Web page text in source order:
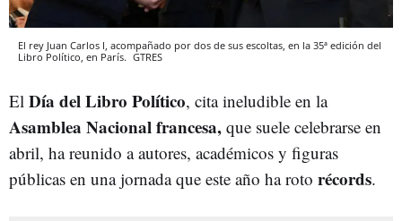
El rey Juan Carlos I, acompañado por dos de sus escoltas, en la 35ª edición del
Libro Político, en París. GTRES
El Día del Libro Político, cita ineludible en la
Asamblea Nacional francesa, que suele celebrarse en
abril, ha reunido a autores, académicos y figuras
públicas en una jornada que este año ha roto récords.